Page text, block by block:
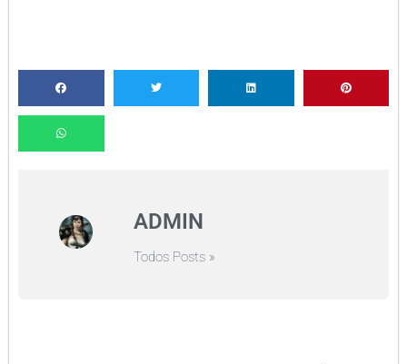
ADMIN
Todos Posts »